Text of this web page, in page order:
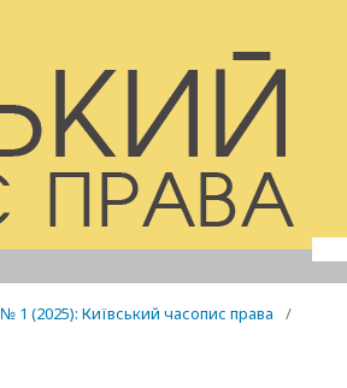
№ 1 (2025): Київський часопис права
/